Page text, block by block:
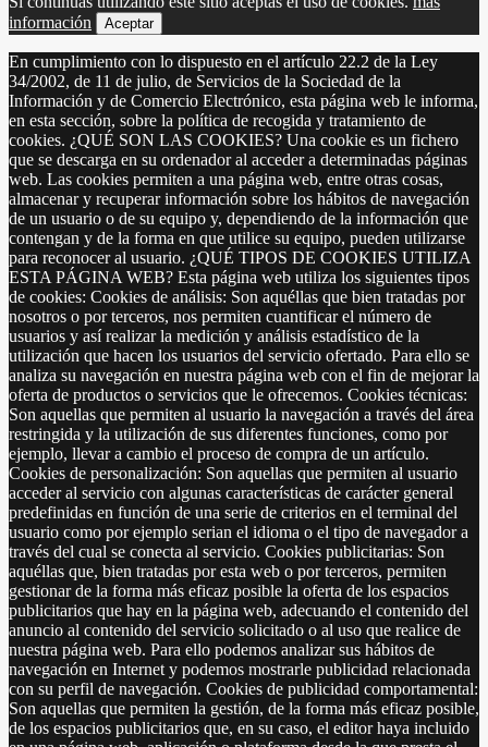
información
Aceptar
En cumplimiento con lo dispuesto en el artículo 22.2 de la Ley
34/2002, de 11 de julio, de Servicios de la Sociedad de la
Información y de Comercio Electrónico, esta página web le informa,
en esta sección, sobre la política de recogida y tratamiento de
cookies. ¿QUÉ SON LAS COOKIES? Una cookie es un fichero
que se descarga en su ordenador al acceder a determinadas páginas
web. Las cookies permiten a una página web, entre otras cosas,
almacenar y recuperar información sobre los hábitos de navegación
de un usuario o de su equipo y, dependiendo de la información que
contengan y de la forma en que utilice su equipo, pueden utilizarse
para reconocer al usuario. ¿QUÉ TIPOS DE COOKIES UTILIZA
ESTA PÁGINA WEB? Esta página web utiliza los siguientes tipos
de cookies: Cookies de análisis: Son aquéllas que bien tratadas por
nosotros o por terceros, nos permiten cuantificar el número de
usuarios y así realizar la medición y análisis estadístico de la
utilización que hacen los usuarios del servicio ofertado. Para ello se
analiza su navegación en nuestra página web con el fin de mejorar la
oferta de productos o servicios que le ofrecemos. Cookies técnicas:
Son aquellas que permiten al usuario la navegación a través del área
restringida y la utilización de sus diferentes funciones, como por
ejemplo, llevar a cambio el proceso de compra de un artículo.
Cookies de personalización: Son aquellas que permiten al usuario
acceder al servicio con algunas características de carácter general
predefinidas en función de una serie de criterios en el terminal del
usuario como por ejemplo serian el idioma o el tipo de navegador a
través del cual se conecta al servicio. Cookies publicitarias: Son
aquéllas que, bien tratadas por esta web o por terceros, permiten
gestionar de la forma más eficaz posible la oferta de los espacios
publicitarios que hay en la página web, adecuando el contenido del
anuncio al contenido del servicio solicitado o al uso que realice de
nuestra página web. Para ello podemos analizar sus hábitos de
navegación en Internet y podemos mostrarle publicidad relacionada
con su perfil de navegación. Cookies de publicidad comportamental:
Son aquellas que permiten la gestión, de la forma más eficaz posible,
de los espacios publicitarios que, en su caso, el editor haya incluido